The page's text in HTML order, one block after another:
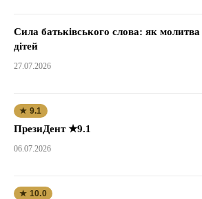
Сила батьківського слова: як
дітей
27.07.2026
★ 9.1
ПрезиДент ★9.1
06.07.2026
★ 10.0